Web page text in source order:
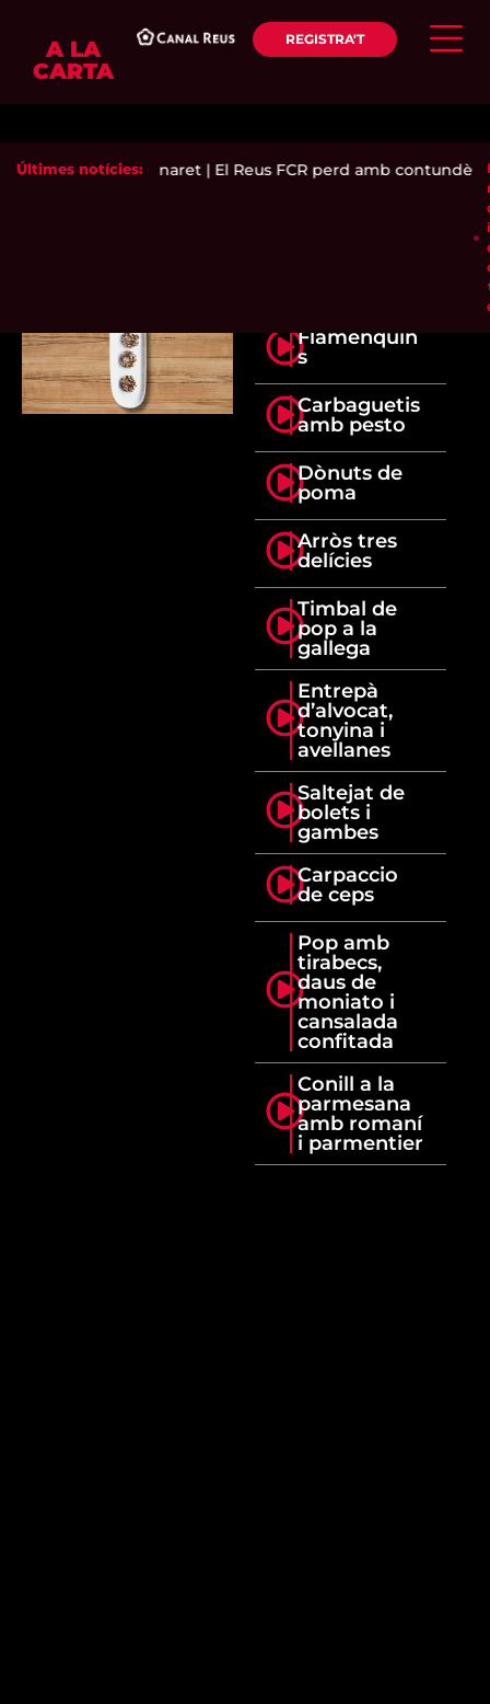
A LA
CARTA
REGISTRA'T
Últimes notícies:
i incendia el Pinaret| El Reus FCR perd amb
Flamenquin
s
Carbaguetis
amb pesto
Dònuts de
poma
Arròs tres
delícies
Timbal de
pop a la
gallega
Entrepà
d’alvocat,
tonyina i
avellanes
Saltejat de
bolets i
gambes
Carpaccio
de ceps
Pop amb
tirabecs,
daus de
moniato i
cansalada
confitada
Conill a la
parmesana
amb romaní
i parmentier